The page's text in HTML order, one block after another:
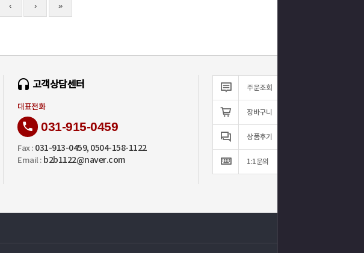
‹ › »
고객상담센터
대표전화
031-915-0459
Fax : 031-913-0459, 0504-158-1122
Email : b2b1122@naver.com
주문조회
장바구니
상품후기
1:1문의